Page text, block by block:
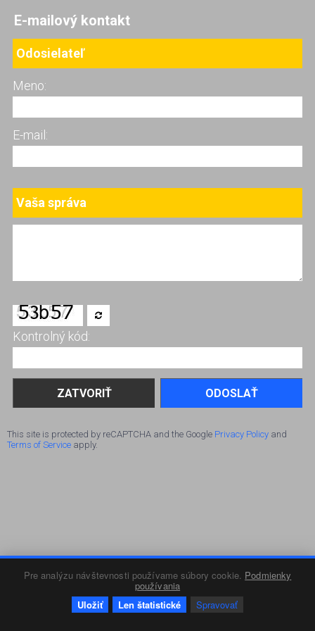
Pre analýzu návštevnosti používame súbory cookie. Podmienky
používania
Uložiť
Len štatistické Spravovať
E-mailový kontakt
Odosielateľ
Meno:
E-mail:
Vaša správa
Kontrolný kód:
ODOSLAŤ
This site is protected by reCAPTCHA and the Google Privacy Policy and
Terms of Service apply.